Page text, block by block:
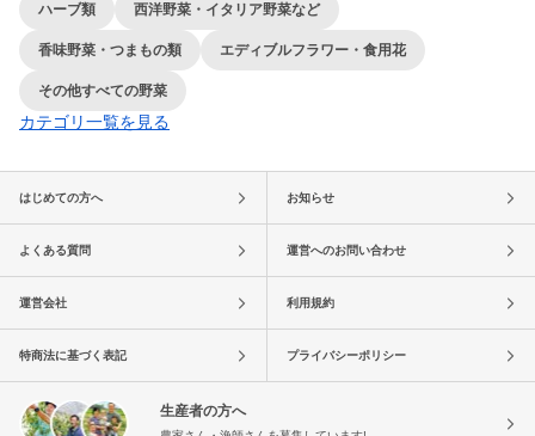
ハーブ類 西洋野菜・イタリア野菜など
香味野菜・つまもの類 エディブルフラワー・食用花
その他すべての野菜
カテゴリ一覧を見る
はじめての方へ お知らせ
よくある質問 運営へのお問い合わせ
運営会社 利用規約
特商法に基づく表記 プライバシーポリシー
生産者の方へ